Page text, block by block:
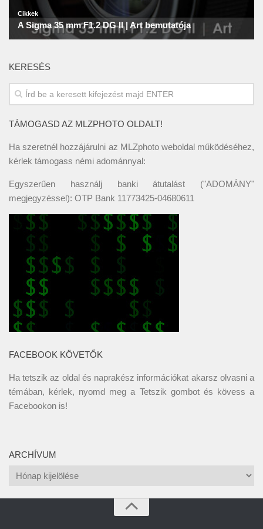
KERESÉS
TÁMOGASD AZ MLZPHOTO OLDALT!
Ha szeretnél hozzájárulni az MLZphoto weboldal működéséhez,
kérlek támogass némi adománnyal:
Egyszerűen használj banki átutalást ("ADOMÁNY"
megjegyzéssel): OTP Bank 11773425-04680611
FACEBOOK KÖVETŐK
Ha tetszik az oldal és naprakész információkat akarsz olvasni a
témában, kérlek, nyomd meg a Tetszik gombot és kövess a
Facebookon is!
ARCHÍVUM
Archívum